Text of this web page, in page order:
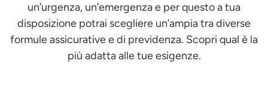
un’urgenza, un’emergenza e per questo a tua
disposizione potrai scegliere un’ampia tra diverse
formule assicurative e di previdenza. Scopri qual è la
più adatta alle tue esigenze.